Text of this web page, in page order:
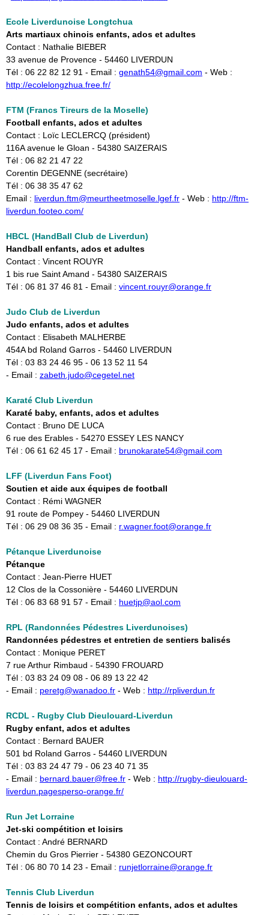
Ecole Liverdunoise Longtchua
Arts martiaux chinois enfants, ados et adultes
Contact : Nathalie BIEBER
33 avenue de Provence - 54460 LIVERDUN
Tél : 06 22 82 12 91 - Email : genath54@gmail.com - Web : ​
http://ecolelongzhua.free.fr/
FTM (Francs Tireurs de la Moselle)
Football enfants, ados et adultes
Contact : Loïc LECLERCQ (président)
116A avenue le Gloan - 54380 SAIZERAIS
Tél : 06 82 21 47 22
Corentin DEGENNE (secrétaire)
Tél : 06 38 35 47 62
Email : liverdun.ftm@meurtheetmoselle.lgef.fr - Web : http://ftm-
liverdun.footeo.com/
HBCL (HandBall Club de Liverdun)
Handball enfants, ados et adultes
Contact : Vincent ROUYR
1 bis rue Saint Amand - 54380 SAIZERAIS
Tél : 06 81 37 46 81 - Email : vincent.rouyr@orange.fr
Judo Club de Liverdun
Judo enfants, ados et adultes
Contact : Elisabeth MALHERBE
454A bd Roland Garros - 54460 LIVERDUN
Tél : 03 83 24 46 95 - 06 13 52 11 54
- Email : zabeth.judo@cegetel.net
Karaté Club Liverdun
Karaté baby, enfants, ados et adultes
Contact : Bruno DE LUCA
6 rue des Erables - 54270 ESSEY LES NANCY
Tél : 06 61 62 45 17 - Email : brunokarate54@gmail.com
LFF (​Liverdun Fans Foot)
Soutien et aide aux équipes de football
Contact : Rémi WAGNER
91 route de Pompey - 54460 LIVERDUN
Tél : 06 29 08 36 35 - Email : r.wagner.foot@orange.fr
Pétanque Liverdunoise
Pétanque
Contact : Jean-Pierre HUET
12 Clos de la Cossonière - 54460 LIVERDUN
Tél : 06 83 68 91 57 - Email : huetjp@aol.com
RPL (Randonnées Pédestres Liverdunoises)
Randonnées pédestres et entretien de sentiers balisés
Contact : Monique PERET
7 rue Arthur Rimbaud - 54390 FROUARD
Tél : 03 83 24 09 08 - 06 89 13 22 42
- Email : peretg@wanadoo.fr - Web : http://rpliverdun.fr
RCDL - Rugby Club Dieulouard-Liverdun
Rugby enfant, ados et adultes
Contact : Bernard BAUER
501 bd Roland Garros - 54460 LIVERDUN
Tél : 03 83 24 47 79 - 06 23 40 71 35
- Email : bernard.bauer@free.fr - Web : http://rugby-dieulouard-
liverdun.pagesperso-orange.fr/
Run Jet Lorraine
Jet-ski compétition et loisirs
Contact : André BERNARD
Chemin du Gros Pierrier - 54380 GEZONCOURT
Tél : 06 80 70 14 23 - Email : runjetlorraine@orange.fr
Tennis Club Liverdun
Tennis de loisirs et compétition enfants, ados et adultes